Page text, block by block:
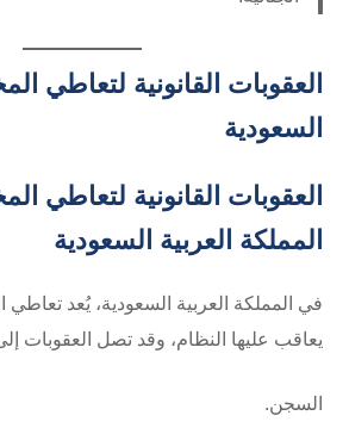
العقوبات القانونية لتعاطي
السعودية
العقوبات القانونية لتعاطي
المملكة العربية السعودية
في المملكة العربية السعودية، يُعد
يعاقب عليها النظام، وقد تصل العقوبات
السجن.